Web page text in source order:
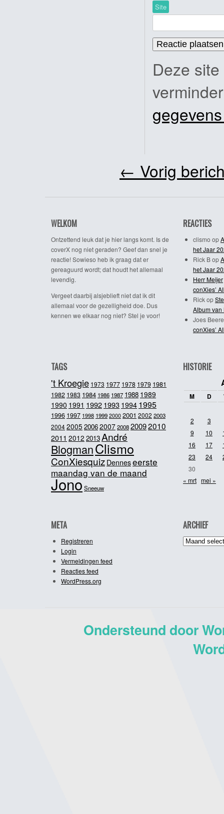
Site
Deze
← Vorig
WELKOM
Ontzettend leuk dat je hier langs komt. Is de
coverX nog niet geraden? Geef dan snel je
reactie! Sowieso heb ik graag dat er
gereaguurd wordt; dat houdt het allemaal
levendig.
Vergeet daarbij alsjeblieft niet dat ik dit
allemaal voor de gezelligheid doe. Dus
kennen we elkaar nog niet? Stel je voor!
REACTIES
clismo op
het Jaar
Rick Bop
het Jaar
Herr Meijer
conXies’
Rickop
Album van
Joes
conXies’
TAGS
't Kroegie 1973 1977 1978 1979 1981
1982 1983 1984 1986 1987 1988 1989
1990 1991 19921993 1994 1995
1996 1997 1998 1999 2000 2001 2002 2003
20042005 20062007200820092010
2011 2012 2013André
BlogmanClismo
ConXiesquiz Denneseerste
maandag van de maand
JonoSneeuw
HISTORIE
M D
2
3
9
10
16
17
23
24
30
« mrt mei »
META
Registreren
Login
Vermeldingen feed
Reacties feed
WordPress.org
ARCHIEF
Archief
Ondersteund door